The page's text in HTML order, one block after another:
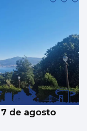
de agosto